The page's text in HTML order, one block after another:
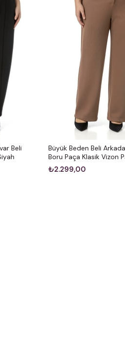
Beli
Büyük Beden Beli
Boru Paça Klasik Vizon
₺2.299,00